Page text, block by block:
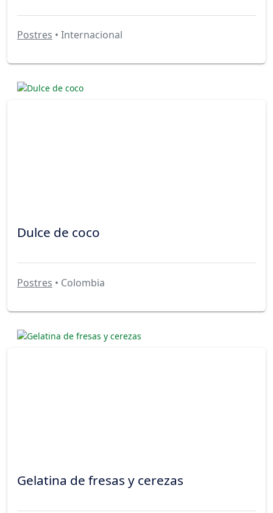
Postres • Internacional
Dulce de coco
Postres • Colombia
Gelatina de fresas y cerezas